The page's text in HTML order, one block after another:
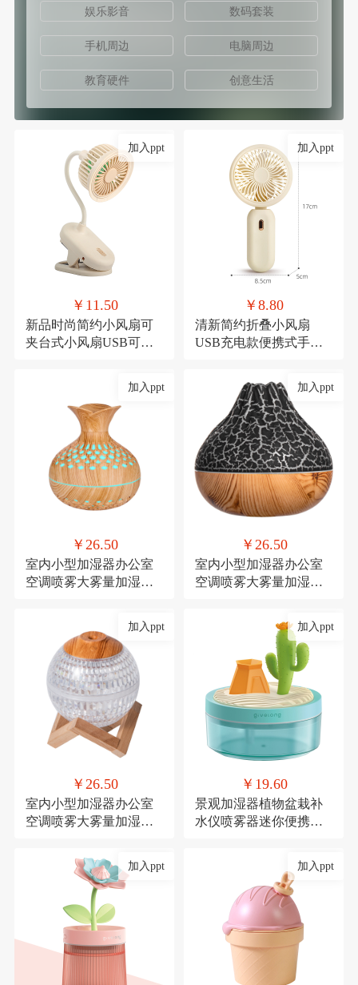
娱乐影音 数码套装
手机周边 电脑周边
教育硬件 创意生活
加入ppt
￥11.50
新品时尚简约小风扇可
夹台式小风扇USB可充
加入ppt
￥8.80
清新简约折叠小风扇
USB充电款便携式手持
加入ppt
￥26.50
室内小型加湿器办公室
空调喷雾大雾量加湿器
加入ppt
￥26.50
室内小型加湿器办公室
空调喷雾大雾量加湿器
加入ppt
￥26.50
室内小型加湿器办公室
空调喷雾大雾量加湿器
加入ppt
￥19.60
景观加湿器植物盆栽补
水仪喷雾器迷你便携式
加入ppt 加入ppt